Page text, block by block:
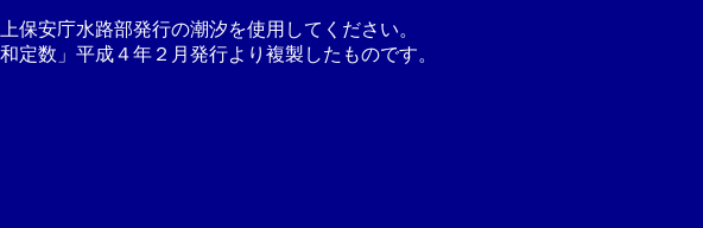
保安庁水路部発行の潮汐を使用してください。
数」平成４年２月発行より複製したものです。